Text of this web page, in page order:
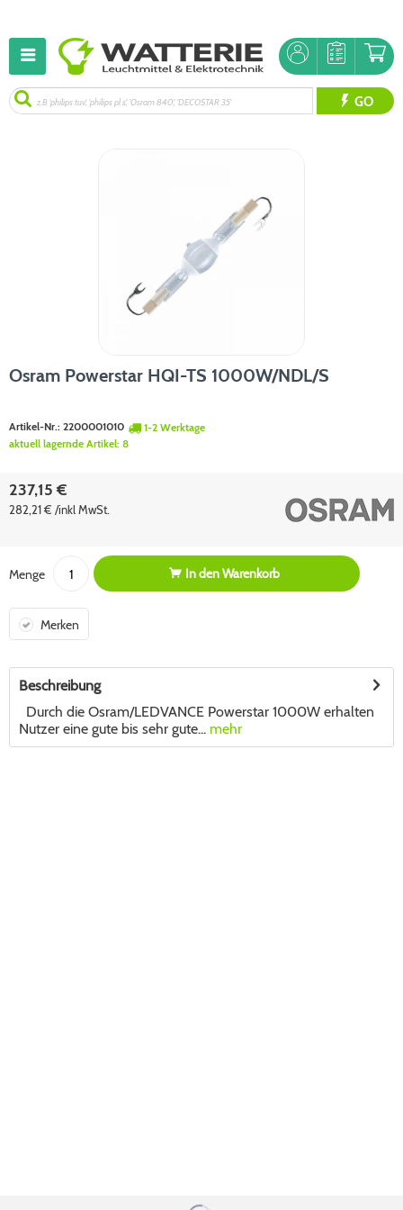
GO
Osram Powerstar HQI-TS 1000W/NDL/S
Artikel-Nr.: 2200001010
1-2 Werktage
aktuell lagernde Artikel: 8
237,15 €
282,21 € /inkl MwSt.
Menge In denWarenkorb
Merken
Beschreibung
Durch die Osram/LEDVANCE Powerstar 1000W erhalten
Nutzer eine gute bis sehr gute... mehr